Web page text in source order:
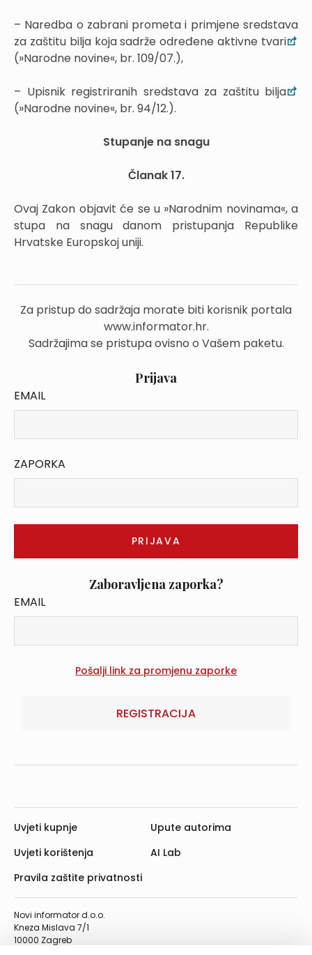
– Naredba o zabrani prometa i primjene sredstava
za zaštitu bilja koja sadrže određene aktivne tvari
(»Narodne novine«, br. 109/07.),
– Upisnik registriranih sredstava za zaštitu bilja
(»Narodne novine«, br. 94/12.).
Stupanje na snagu
Članak 17.
Ovaj Zakon objavit će se u »Narodnim novinama«, a
stupa na snagu danom pristupanja Republike
Hrvatske Europskoj uniji.
Za pristup do sadržaja morate biti korisnik portala
www.informator.hr.
Sadržajima se pristupa ovisno o Vašem paketu.
Prijava
EMAIL
ZAPORKA
Zaboravljena zaporka?
EMAIL
REGISTRACIJA
Novi informator d.o.o.
Kneza Mislava 7/1
10000 Zagreb
Uvjeti kupnje
Uvjeti korištenja
Pravila zaštite privatnosti
Upute autorima
AI Lab